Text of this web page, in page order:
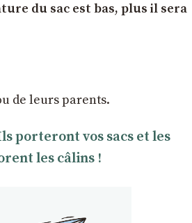
du sac est bas, plus il sera
de leurs parents.
porteront vos sacs et les
les câlins !